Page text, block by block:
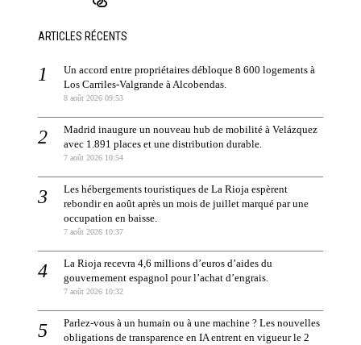
ARTICLES RÉCENTS
Un accord entre propriétaires débloque 8 600 logements à
Los Carriles-Valgrande à Alcobendas.
8 août 2026 09:53
Madrid inaugure un nouveau hub de mobilité à Velázquez
avec 1.891 places et une distribution durable.
7 août 2026 10:54
Les hébergements touristiques de La Rioja espèrent
rebondir en août après un mois de juillet marqué par une
occupation en baisse.
7 août 2026 10:37
La Rioja recevra 4,6 millions d’euros d’aides du
gouvernement espagnol pour l’achat d’engrais.
7 août 2026 10:32
Parlez-vous à un humain ou à une machine ? Les nouvelles
obligations de transparence en IA entrent en vigueur le 2